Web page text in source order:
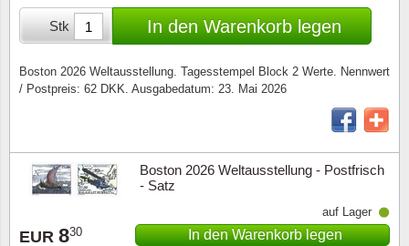
Stk In den Warenkorb legen
Boston 2026 Weltausstellung. Tagesstempel Block 2 Werte. Nennwert
/ Postpreis: 62 DKK. Ausgabedatum: 23. Mai 2026
Boston 2026 Weltausstellung - Postfrisch
- Satz
EUR 830
auf Lager
In den Warenkorb legen
Sonderumschläge
Sondermappen
Andere Sammlerstücke
Lupen, Lampen etc.
Anderes Zubehör